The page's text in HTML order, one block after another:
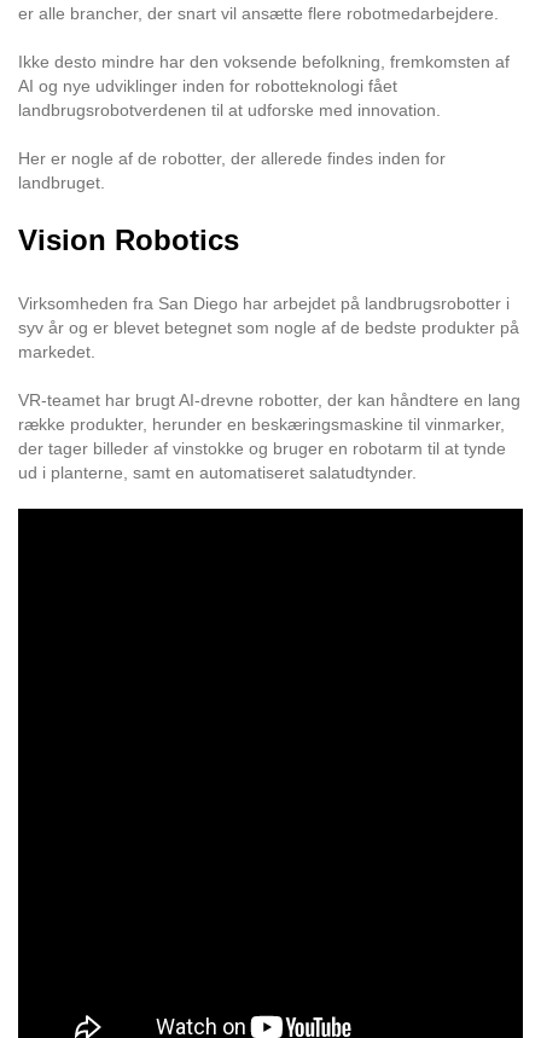
er alle brancher, der snart vil ansætte flere robotmedarbejdere.
Ikke desto mindre har den voksende befolkning, fremkomsten af
AI og nye udviklinger inden for robotteknologi fået
landbrugsrobotverdenen til at udforske med innovation.
Her er nogle af de robotter, der allerede findes inden for
landbruget.
Vision Robotics
Virksomheden fra San Diego har arbejdet på landbrugsrobotter i
syv år og er blevet betegnet som nogle af de bedste produkter på
markedet.
VR-teamet har brugt AI-drevne robotter, der kan håndtere en lang
række produkter, herunder en beskæringsmaskine til vinmarker,
der tager billeder af vinstokke og bruger en robotarm til at tynde
ud i planterne, samt en automatiseret salatudtynder.